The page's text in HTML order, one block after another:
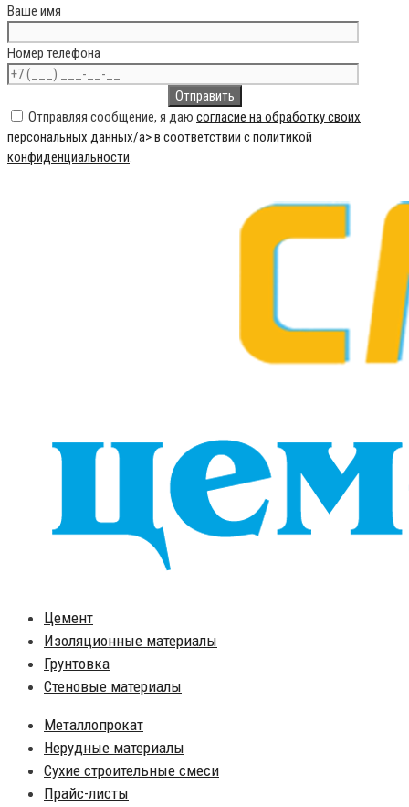
Ваше имя
Номер телефона
Отправляя сообщение, я даю согласие на обработку своих
персональных данных/a> в соответствии сполитикой
конфиденциальности.
Цемент
Изоляционные материалы
Грунтовка
Стеновые материалы
Металлопрокат
Нерудные материалы
Сухие строительные смеси
Прайс-листы